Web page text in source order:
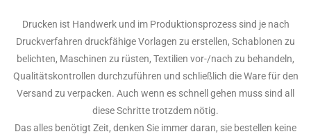
Drucken ist Handwerk und im Produktionsprozess sind je nach
Druckverfahren druckfähige Vorlagen zu erstellen, Schablonen zu
belichten, Maschinen zu rüsten, Textilien vor-/nach zu behandeln,
Qualitätskontrollen durchzuführen und schließlich die Ware für den
Versand zu verpacken. Auch wenn es schnell gehen muss sind all
diese Schritte trotzdem nötig.
Das alles benötigt Zeit, denken Sie immer daran, sie bestellen keine